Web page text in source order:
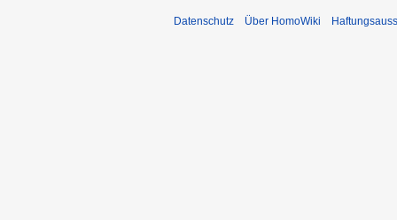
Datenschutz Über HomoWiki